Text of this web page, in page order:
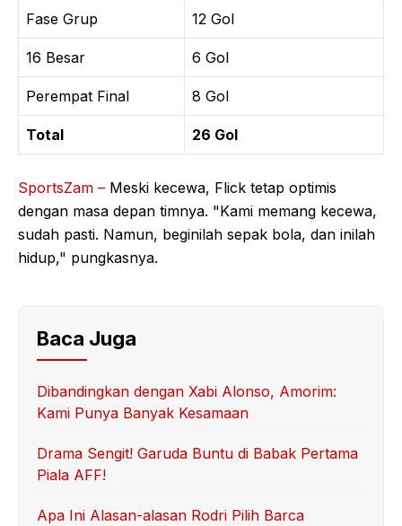
Fase Grup 12 Gol
16 Besar 6 Gol
Perempat Final 8 Gol
Total 26 Gol
SportsZam – Meski kecewa, Flick tetap optimis
dengan masa depan timnya. "Kami memang kecewa,
sudah pasti. Namun, beginilah sepak bola, dan inilah
hidup," pungkasnya.
Baca Juga
Dibandingkan dengan Xabi Alonso, Amorim:
Kami Punya Banyak Kesamaan
Drama Sengit! Garuda Buntu di Babak Pertama
Piala AFF!
Apa Ini Alasan-alasan Rodri Pilih Barca